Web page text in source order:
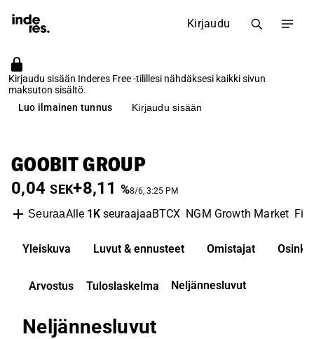
Kirjaudu
Kirjaudu sisään Inderes Free -tilillesi nähdäksesi kaikki sivun
maksuton sisältö.
Luo ilmainen tunnus
Kirjaudu sisään
GOOBIT GROUP
0,04 SEK+8,11 %8/6, 3:25 PM
SeuraaAlle 1KseuraajaaBTCX NGM Growth Market
Yleiskuva Luvut & ennusteet Omistajat Osinko
Arvostus Tuloslaskelma Neljännesluvut
Neljännesluvut